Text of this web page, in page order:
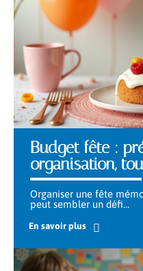
Budget fête :
organisation,
Organiser une fête
peut sembler un défi…
En savoir plus